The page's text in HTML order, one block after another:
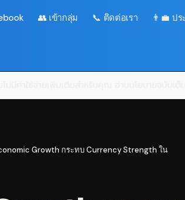
👥 เข้ากลุ่ม 📞 ติดต่อเรา 👨‍💼 ป
Growth กระทบ Currency Strength ใน